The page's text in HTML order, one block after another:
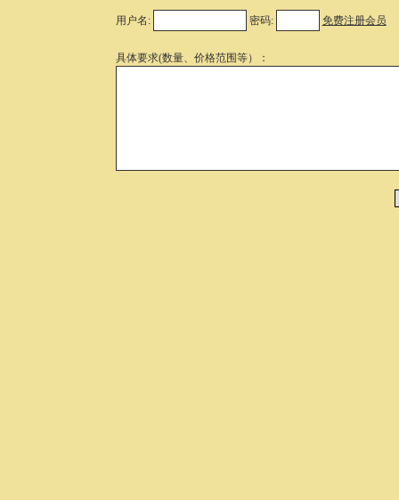
用户名: 密码: 免费注册会员
具体要求(数量、价格范围等）：